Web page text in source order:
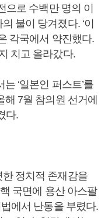
으로 수백만 명의 이
불이 당겨졌다. ‘이
각국에서 약진했다.
치고 올라갔다.
‘일본인 퍼스트’를
7월 참의원 선거에
다.
정치적 존재감을
국면에 용산 아스팔
에서 난동을 부렸다.